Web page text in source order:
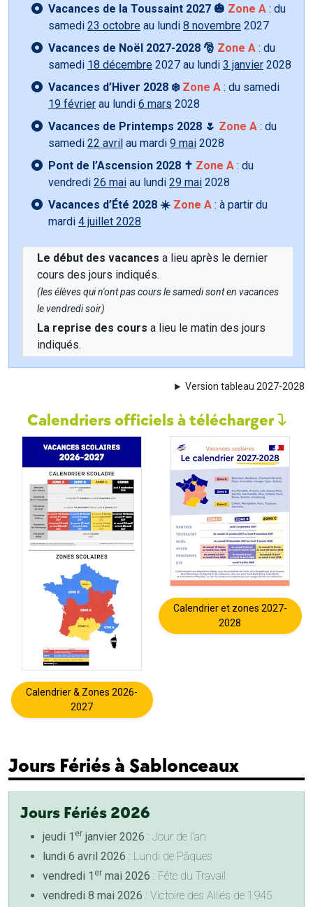
Vacances de la Toussaint 2027 🎃 Zone A : du
samedi 23 octobre au lundi 8 novembre 2027
Vacances de Noël 2027-2028 🎅 Zone A : du
samedi 18 décembre 2027 au lundi 3 janvier 2028
Vacances d’Hiver 2028 ❄️ Zone A : du samedi
19 février au lundi 6 mars 2028
Vacances de Printemps 2028 🌷 Zone A : du
samedi 22 avril au mardi 9 mai 2028
Pont de l’Ascension 2028 ✝️ Zone A : du
vendredi 26 mai au lundi 29 mai 2028
Vacances d’Été 2028 ☀️ Zone A : à partir du
mardi 4 juillet 2028
Le début des vacances a lieu après le dernier
cours des jours indiqués.
(les élèves qui n'ont pas cours le samedi sont en vacances
le vendredi soir)
La reprise des cours a lieu le matin des jours
indiqués.
Version tableau 2027-2028
Calendriers officiels à télécharger
Calendrier & Zones 2026-
2027
Calendrier et zones 2027-
2028
Jours Fériés à Sablonceaux
Jours Fériés 2026
jeudi 1 er janvier 2026 : Jour de l'an
lundi 6 avril 2026 : Lundi de Pâques
vendredi 1 er mai 2026 : Fête du Travail
vendredi 8 mai 2026 : Victoire des Alliés de 1945